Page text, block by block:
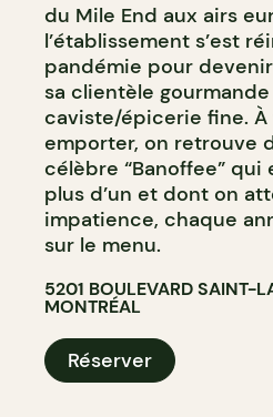
CAVISTE
du Mile End aux airs
l’établissement s’est
pandémie pour
sa clientèle
caviste/épicerie fine. À
emporter, on retrouve
célèbre “Banoffee”
plus d’un et dont on
impatience, chaque
sur le menu.
5201 BOULEVARD SAINT-
MONTRÉAL
Réserver